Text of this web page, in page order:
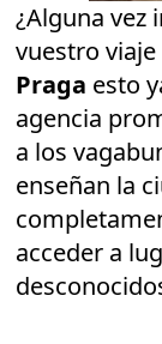
¿Alguna vez
vuestro
Praga esto
agencia
a los
enseñan la
acceder a